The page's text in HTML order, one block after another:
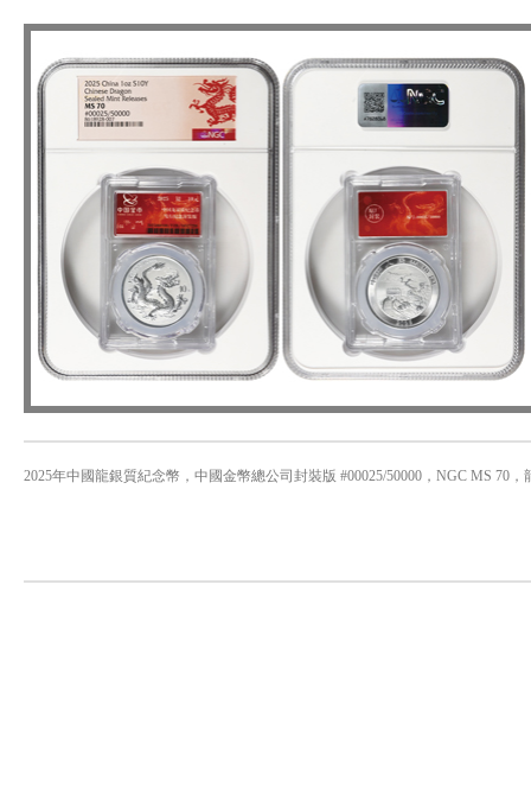
2025年中國龍銀質紀念幣，中國金幣總公司封裝版 #00025/50000，NGC MS 70